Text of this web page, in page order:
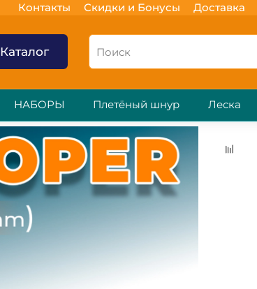
Контакты Скидки и Бонусы Доставка
Каталог
НАБОРЫ Плетёный шнур Леска